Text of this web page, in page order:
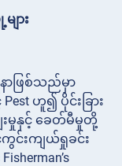
ား
ဖြစ်သည်မှာ
ဟူ၍ ပိုင်းခြား
မှုနှင့် ခေတ်မီမှုတို့
င်းကျယ်ရှုခင်း